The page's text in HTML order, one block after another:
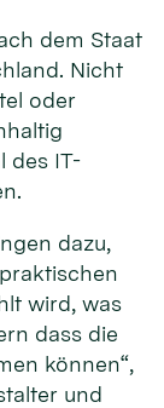
dem Staat
Nicht
oder
des IT-
dazu,
wird, was
dass die
können“,
und